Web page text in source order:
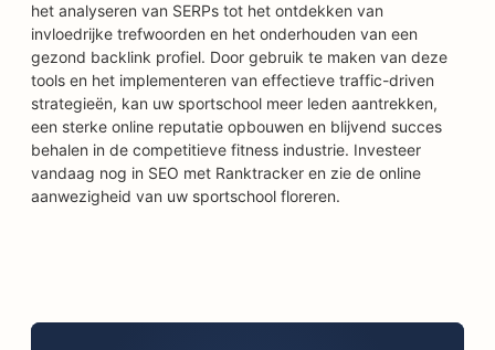
het analyseren van SERPs tot het ontdekken van
invloedrijke trefwoorden en het onderhouden van een
gezond backlink profiel. Door gebruik te maken van deze
tools en het implementeren van effectieve traffic-driven
strategieën, kan uw sportschool meer leden aantrekken,
een sterke online reputatie opbouwen en blijvend succes
behalen in de competitieve fitness industrie. Investeer
vandaag nog in SEO met Ranktracker en zie de online
aanwezigheid van uw sportschool floreren.